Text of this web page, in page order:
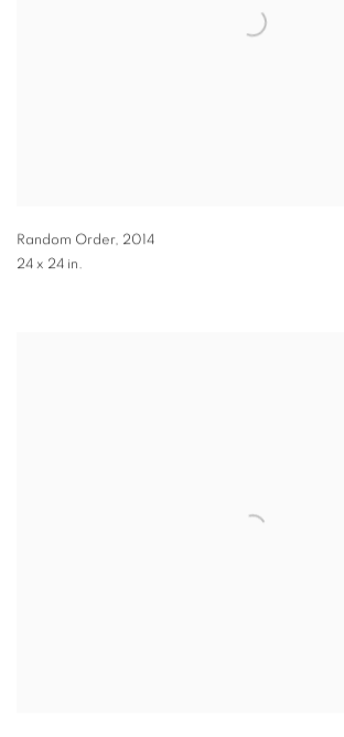
Random Order, 2014
24 x 24 in.